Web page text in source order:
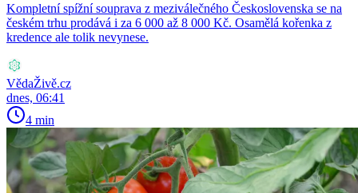
Kompletní spížní souprava z meziválečného Československa se na
českém trhu prodává i za 6 000 až 8 000 Kč. Osamělá kořenka z
kredence ale tolik nevynese.
VědaŽivě.cz
dnes, 06:41
4 min